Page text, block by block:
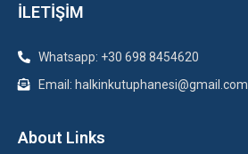
İLETİŞİM
Whatsapp: +30 698 8454620
Email: halkinkutuphanesi@gmail.com
About Links